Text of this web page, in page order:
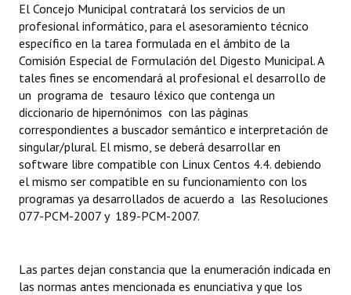
Resoluciones de Presidencia
INSTITUCIONAL
Antiguos Pobladores
Noticias Destacadas
Registros y Distinciones
Datos Históricos
Premio al Mérito - Registro
Mujeres que Dejaron Huellas - Registro
El Concejo Municipal contratará los servicios de un
profesional informático, para el asesoramiento técnico
específico en la tarea formulada en el ámbito de la
Comisión Especial de Formulación del Digesto Municipal. A
tales fines se encomendará al profesional el desarrollo de
un programa de tesauro léxico que contenga un
diccionario de hipernónimos con las páginas
correspondientes a buscador semántico e interpretación de
singular/plural. El mismo, se deberá desarrollar en
software libre compatible con Linux Centos 4.4. debiendo
el mismo ser compatible en su funcionamiento con los
programas ya desarrollados de acuerdo a las Resoluciones
077-PCM-2007 y 189-PCM-2007.
Las partes dejan constancia que la enumeración indicada en
las normas antes mencionada es enunciativa y que los